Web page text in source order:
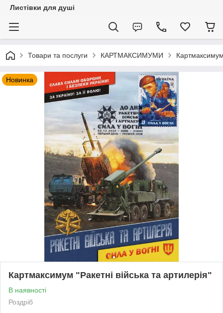
Листівки для душі
Товари та послуги КАРТМАКСИМУМИ Картмаксимум
Новинка
Картмаксимум "Ракетні війська та артилерія"
В наявності
Роздріб